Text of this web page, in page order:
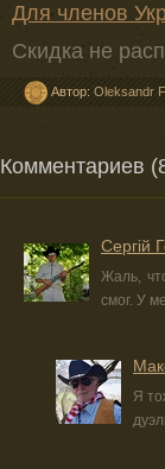
Для членов
Скидка не
Автор: Oleksandr
Комментариев
Сергій
Жаль,
смог. У
Я